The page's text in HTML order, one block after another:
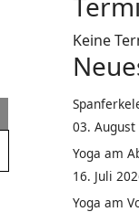
Keine
03. August
Yoga am
16. Juli
Yoga am